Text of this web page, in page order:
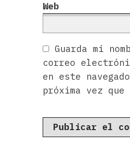
Web
Guarda mi
correo
en este
próxima vez que